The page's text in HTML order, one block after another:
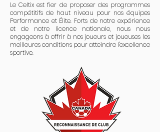
Le Celtix est fier de proposer des programmes
compétitifs de haut niveau pour nos équipes
Performance et Élite. Forts de notre expérience
et de notre licence nationale, nous nous
engageons à offrir à nos joueurs et joueuses les
meilleures conditions pour atteindre l'excellence
sportive.